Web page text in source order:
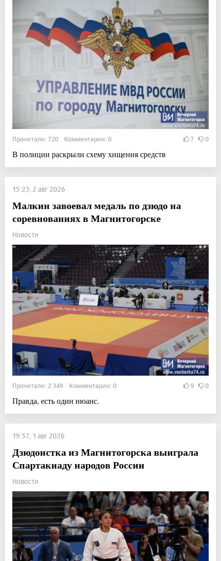
Прочитали: 720 Комментарии: 0 7 0
В полиции раскрыли схему хищения средств
15:23, 2 авг 2026
Малкин завоевал медаль по дзюдо на
соревнованиях в Магнитогорске
Новости
Прочитали: 2 349 Комментарии: 0 9 0
Правда, есть один нюанс.
19:57, 1 авг 2026
Дзюдоистка из Магнитогорска выиграла
Спартакиаду народов России
Новости